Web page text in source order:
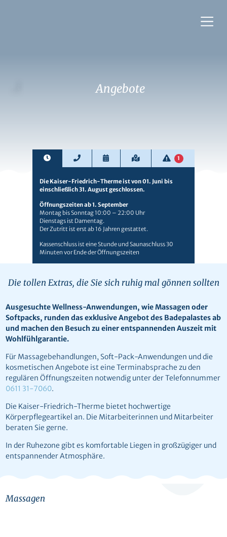
Angebote
1
Die Kaiser-Friedrich-Therme ist von 01. Juni bis
einschließlich 31. August geschlossen.
Öffnungszeiten ab 1. September
Montag bis Sonntag 10:00 – 22:00 Uhr
Dienstags ist Damentag.
Der Zutritt ist erst ab 16 Jahren gestattet.
Kassenschluss ist eine Stunde und Saunaschluss 30
Minuten vor Ende der Öffnungszeiten
Die tollen Extras, die Sie sich ruhig mal gönnen sollten
Ausgesuchte Wellness-Anwendungen, wie Massagen oder
Softpacks, runden das exklusive Angebot des Badepalastes ab
und machen den Besuch zu einer entspannenden Auszeit mit
Wohlfühlgarantie.
Für Massagebehandlungen, Soft-Pack-Anwendungen und die
kosmetischen Angebote ist eine Terminabsprache zu den
regulären Öffnungszeiten notwendig unter der Telefonnummer
0611 31-7060.
Die Kaiser-Friedrich-Therme bietet hochwertige
Körperpflegeartikel an. Die Mitarbeiterinnen und Mitarbeiter
beraten Sie gerne.
In der Ruhezone gibt es komfortable Liegen in großzügiger und
entspannender Atmosphäre.
Massagen